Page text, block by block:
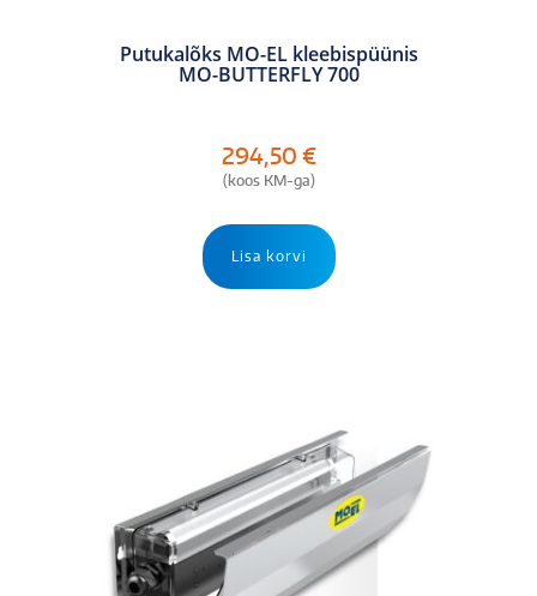
Putukalõks MO-EL kleebispüünis
MO-BUTTERFLY 700
294,50 €
(koos KM-ga)
Lisa korvi